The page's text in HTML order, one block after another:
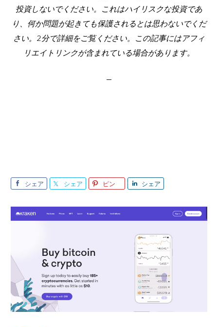
投資しないでください。これはハイリスクな投資であ
り、何か問題が起きても保護されるとは思わないでくだ
さい。2分で詳細をご覧ください。この記事にはアフィ
リエイトリンクが含まれている場合があります。
シェア シェア ピン シェア